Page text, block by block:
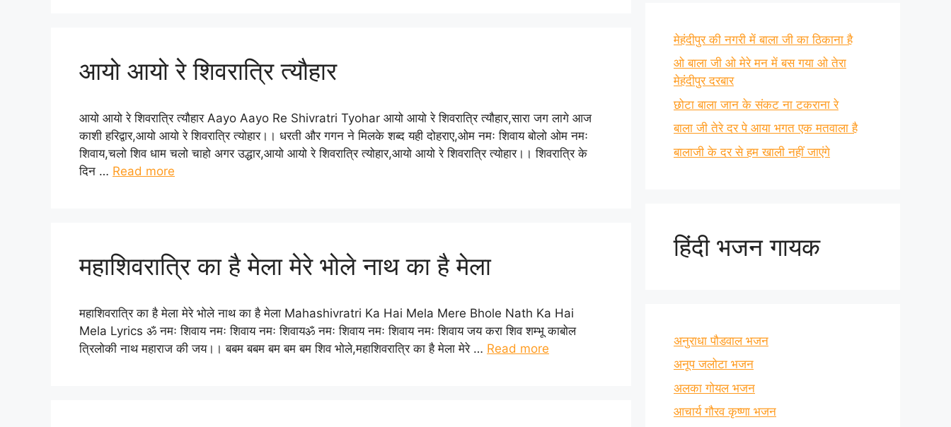
आयो आयो रे शिवरात्रि त्यौहार
आयो आयो रे शिवरात्रि त्यौहार Aayo Aayo Re Shivratri Tyohar आयो आयो रे शिवरात्रि त्यौहार,सारा जग लागे आज
काशी हरिद्वार,आयो आयो रे शिवरात्रि त्योहार।। धरती और गगन ने मिलके शब्द यही दोहराए,ओम नमः शिवाय बोलो ओम नमः
शिवाय,चलो शिव धाम चलो चाहो अगर उद्धार,आयो आयो रे शिवरात्रि त्योहार,आयो आयो रे शिवरात्रि त्योहार।। शिवरात्रि के
दिन … Read more
महाशिवरात्रि का है मेला मेरे भोले नाथ का है मेला
महाशिवरात्रि का है मेला मेरे भोले नाथ का है मेला Mahashivratri Ka Hai Mela Mere Bhole Nath Ka Hai
Mela Lyrics ॐ नमः शिवाय नमः शिवाय नमः शिवायॐ नमः शिवाय नमः शिवाय नमः शिवाय जय करा शिव शम्भू काबोल
त्रिलोकी नाथ महाराज की जय।। बबम बबम बम बम बम शिव भोले,महाशिवरात्रि का है मेला मेरे … Read more
मेहंदीपुर की नगरी में बाला जी का ठिकाना है
ओ बाला जी ओ मेरे मन में बस गया ओ तेरा
मेहंदीपुर दरबार
छोटा बाला जान के संकट ना टकराना रे
बाला जी तेरे दर पे आया भगत एक मतवाला है
बालाजी के दर से हम खाली नहीं जाएंगे
हिंदी भजन गायक
अनुराधा पौडवाल भजन
अनूप जलोटा भजन
अलका गोयल भजन
आचार्य गौरव कृष्णा भजन